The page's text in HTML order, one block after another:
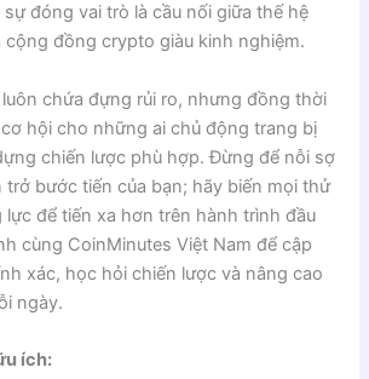
đóng vai trò là cầu nối giữa thế hệ
cộng đồng crypto giàu kinh nghiệm.
chứa đựng rủi ro, nhưng đồng thời
hội cho những ai chủ động trang bị
chiến lược phù hợp. Đừng để nỗi sợ
trở bước tiến của bạn; hãy biến mọi thử
để tiến xa hơn trên hành trình đầu
cùng CoinMinutes Việt Nam để cập
xác, học hỏi chiến lược và nâng cao
ngày.
ích: